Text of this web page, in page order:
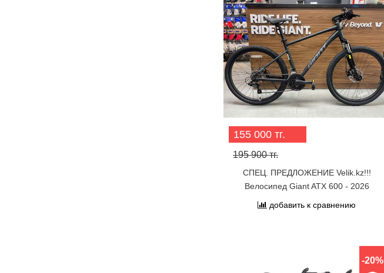
155 000 тг.
195 900 тг.
СПЕЦ. ПРЕДЛОЖЕНИЕ Velik.kz!!!
Велосипед Giant ATX 600 - 2026
добавить к сравнению
-20%